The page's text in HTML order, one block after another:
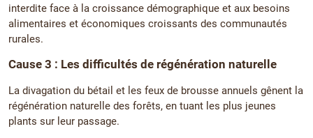
interdite face à la croissance démographique et aux besoins
alimentaires et économiques croissants des communautés
rurales.
Cause 3 : Les difficultés de régénération naturelle
La divagation du bétail et les feux de brousse annuels gênent la
régénération naturelle des forêts, en tuant les plus jeunes
plants sur leur passage.